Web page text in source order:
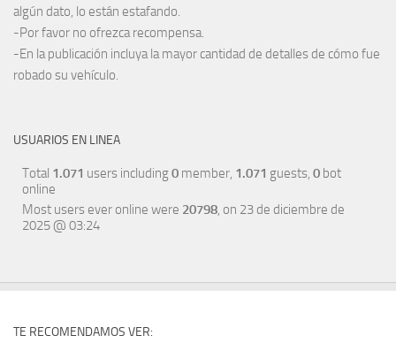
algún dato, lo están estafando.
-Por favor no ofrezca recompensa.
-En la publicación incluya la mayor cantidad de detalles de cómo fue
robado su vehículo.
USUARIOS EN LINEA
Total 1.071 users including0 member, 1.071 guests, 0 bot
online
Most users ever online were 20798, on 23 de diciembre de
2025 @ 03:24
TE RECOMENDAMOS VER: